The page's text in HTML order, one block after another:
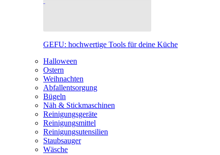
GEFU: hochwertige Tools für deine Küche
Halloween
Ostern
Weihnachten
Abfallentsorgung
Bügeln
Näh & Stickmaschinen
Reinigungsgeräte
Reinigungsmittel
Reinigungsutensilien
Staubsauger
Wäsche